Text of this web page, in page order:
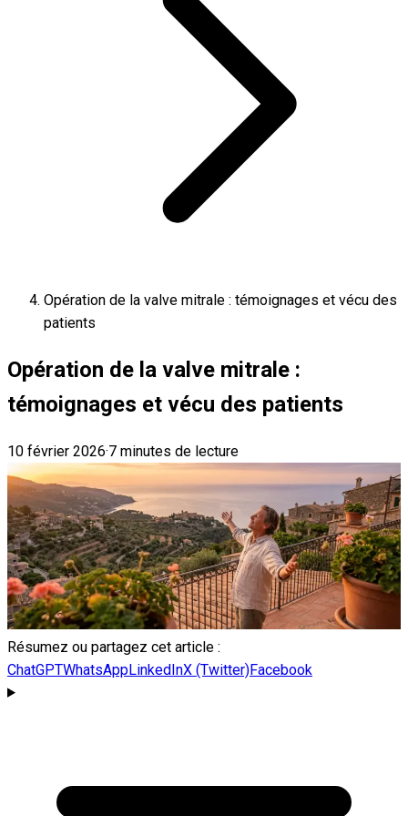
Opération de la valve mitrale : témoignages et vécu des
patients
Opération de la valve mitrale :
témoignages et vécu des patients
10 février 2026·7 minutes de lecture
Résumez ou partagez cet article :
ChatGPTWhatsAppLinkedInX (Twitter)Facebook